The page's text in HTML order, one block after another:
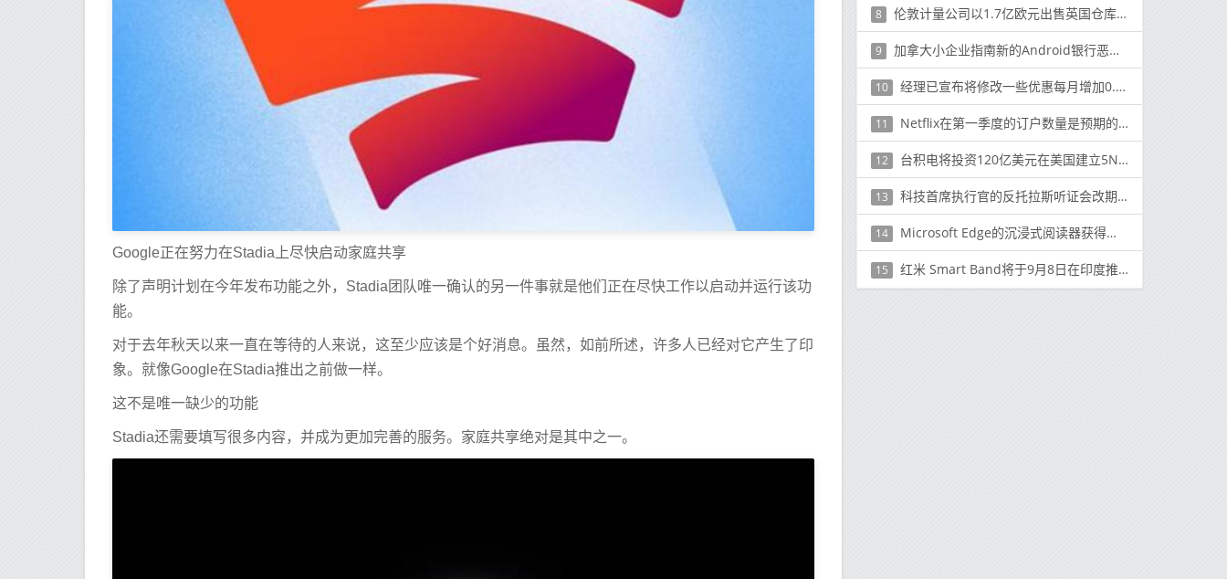
Google正在努力在Stadia上尽快启动家庭共享
除了声明计划在今年发布功能之外，Stadia团队唯一确认的另一件事就是他们正在尽快工作以启动并运行该功
能。
对于去年秋天以来一直在等待的人来说，这至少应该是个好消息。虽然，如前所述，许多人已经对它产生了印
象。就像Google在Stadia推出之前做一样。
这不是唯一缺少的功能
Stadia还需要填写很多内容，并成为更加完善的服务。家庭共享绝对是其中之一。
8 伦敦计量公司以1.7亿欧元出售英国仓库资产
9 加拿大小企业指南新的Android银行恶意软件
10 经理已宣布将修改一些优惠每月增加0.99欧元至1.99欧元
11 Netflix在第一季度的订户数量是预期的两倍
12 台积电将投资120亿美元在美国建立5NM芯片工厂
13 科技首席执行官的反托拉斯听证会改期为星期三
14 Microsoft Edge的沉浸式阅读器获得翻译支持
15 红米 Smart Band将于9月8日在印度推出